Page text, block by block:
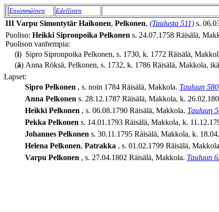
Ensimmäinen Edellinen
III Varpu Simontytär Haikonen, Pelkonen, (Taulusta 511) s.
Puoliso: Heikki Sipronpoika Pelkonen s. 24.07.1758 Räisälä,
Puolison vanhempia:
(i) Sipro Sipronpoika Pelkonen, s. 1730, k. 1772 Räisälä,
(ä) Anna Röksä, Pelkonen, s. 1732, k. 1786 Räisälä, Makkola,
Lapset:
Sipro Pelkonen , s. noin 1784 Räisälä, Makkola. Tauluun 580
Anna Pelkonen s. 28.12.1787 Räisälä, Makkola, k.
Heikki Pelkonen , s. 06.08.1790 Räisälä, Makkola. Tauluun
Pekka Pelkonen s. 14.01.1793 Räisälä, Makkola, k.
Johannes Pelkonen s. 30.11.1795 Räisälä, Makkola, k.
Helena Pelkonen, Patrakka , s. 01.02.1799 Räisälä,
Varpu Pelkonen , s. 27.04.1802 Räisälä, Makkola. Tauluun